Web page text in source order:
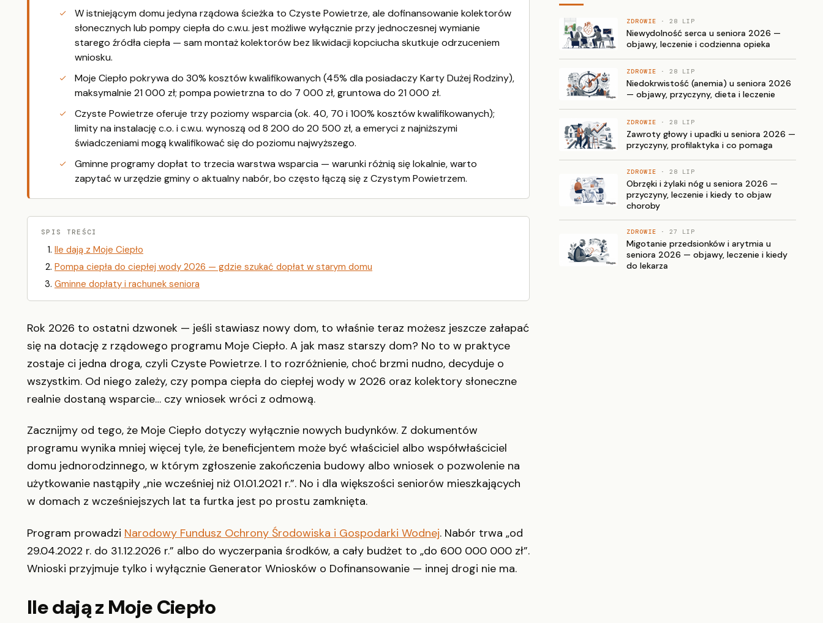
W istniejącym domu jedyna rządowa ścieżka to Czyste Powietrze, ale dofinansowanie kolektorów
słonecznych lub pompy ciepła do c.w.u. jest możliwe wyłącznie przy jednoczesnej wymianie
starego źródła ciepła — sam montaż kolektorów bez likwidacji kopciucha skutkuje odrzuceniem
wniosku.
Moje Ciepło pokrywa do 30% kosztów kwalifikowanych (45% dla posiadaczy Karty Dużej Rodziny),
maksymalnie 21 000 zł; pompa powietrzna to do 7 000 zł, gruntowa do 21 000 zł.
Czyste Powietrze oferuje trzy poziomy wsparcia (ok. 40, 70 i 100% kosztów kwalifikowanych);
limity na instalację c.o. i c.w.u. wynoszą od 8 200 do 20 500 zł, a emeryci z najniższymi
świadczeniami mogą kwalifikować się do poziomu najwyższego.
Gminne programy dopłat to trzecia warstwa wsparcia — warunki różnią się lokalnie, warto
zapytać w urzędzie gminy o aktualny nabór, bo często łączą się z Czystym Powietrzem.
SPIS TREŚCI
Ile dają z Moje Ciepło
Pompa ciepła do ciepłej wody 2026 — gdzie szukać dopłat w starym domu
Gminne dopłaty i rachunek seniora
Rok 2026 to ostatni dzwonek — jeśli stawiasz nowy dom, to właśnie teraz możesz jeszcze załapać
się na dotację z rządowego programu Moje Ciepło. A jak masz starszy dom? No to w praktyce
zostaje ci jedna droga, czyli Czyste Powietrze. I to rozróżnienie, choć brzmi nudno, decyduje o
wszystkim. Od niego zależy, czy pompa ciepła do ciepłej wody w 2026 oraz kolektory słoneczne
realnie dostaną wsparcie… czy wniosek wróci z odmową.
Zacznijmy od tego, że Moje Ciepło dotyczy wyłącznie nowych budynków. Z dokumentów
programu wynika mniej więcej tyle, że beneficjentem może być właściciel albo współwłaściciel
domu jednorodzinnego, w którym zgłoszenie zakończenia budowy albo wniosek o pozwolenie na
użytkowanie nastąpiły „nie wcześniej niż 01.01.2021 r.”. No i dla większości seniorów mieszkających
w domach z wcześniejszych lat ta furtka jest po prostu zamknięta.
Program prowadzi Narodowy Fundusz Ochrony Środowiska i Gospodarki Wodnej. Nabór trwa „od
29.04.2022 r. do 31.12.2026 r.” albo do wyczerpania środków, a cały budżet to „do 600 000 000 zł”.
Wnioski przyjmuje tylko i wyłącznie Generator Wniosków o Dofinansowanie — innej drogi nie ma.
Ile dają z Moje Ciepło
ZDROWIE · 28 LIP
Niewydolność serca u seniora 2026 —
objawy, leczenie i codzienna opieka
ZDROWIE · 28 LIP
Niedokrwistość (anemia) u seniora 2026
— objawy, przyczyny, dieta i leczenie
ZDROWIE · 28 LIP
Zawroty głowy i upadki u seniora 2026 —
przyczyny, profilaktyka i co pomaga
ZDROWIE · 28 LIP
Obrzęki i żylaki nóg u seniora 2026 —
przyczyny, leczenie i kiedy to objaw
choroby
ZDROWIE · 27 LIP
Migotanie przedsionków i arytmia u
seniora 2026 — objawy, leczenie i kiedy
do lekarza